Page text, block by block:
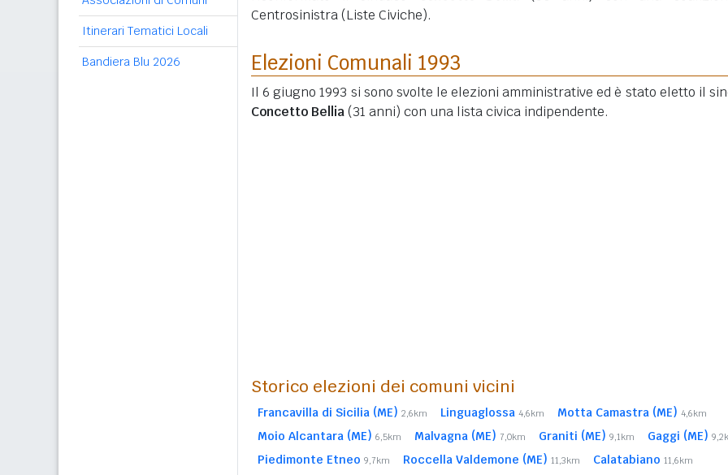
Itinerari Tematici Locali
Bandiera Blu 2026
Centrosinistra (Liste Civiche).
Elezioni Comunali 1993
Il 6 giugno 1993 si sono svolte le elezioni amministrative ed è stato eletto il
Concetto Bellia(31 anni) con una lista civica indipendente.
Storico elezioni dei comuni vicini
Francavilla di Sicilia (ME) 2,6km Linguaglossa 4,6km Motta Camastra (ME) 4,6km
Moio Alcantara (ME) 6,5km Malvagna (ME) 7,0km Graniti (ME) 9,1km Gaggi (ME)
Piedimonte Etneo 9,7km Roccella Valdemone (ME) 11,3km Calatabiano 11,6km